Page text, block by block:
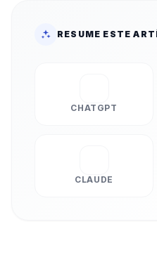
RESUME ESTE
CHATGPT
CLAUDE